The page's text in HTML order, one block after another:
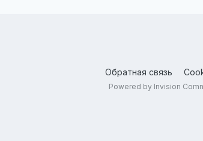
Обратная связь
Powered by Invision